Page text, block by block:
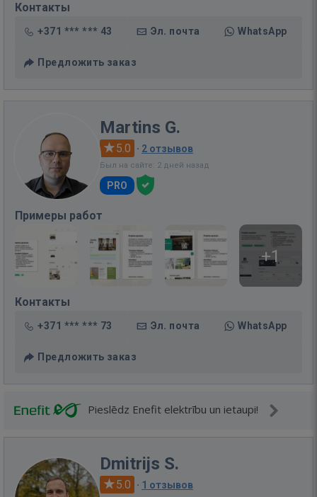
Контакты
+371 *** *** 43 Эл. почта WhatsApp
Предложить заказ
Martins G.
5.0 · 2 отзывов
Был на сайте: 2 дней назад
PRO
Примеры работ
+1
Контакты
+371 *** *** 73 Эл. почта WhatsApp
Предложить заказ
Pieslēdz Enefit elektrību un ietaupi!
Dmitrijs S.
5.0 · 1 отзывов